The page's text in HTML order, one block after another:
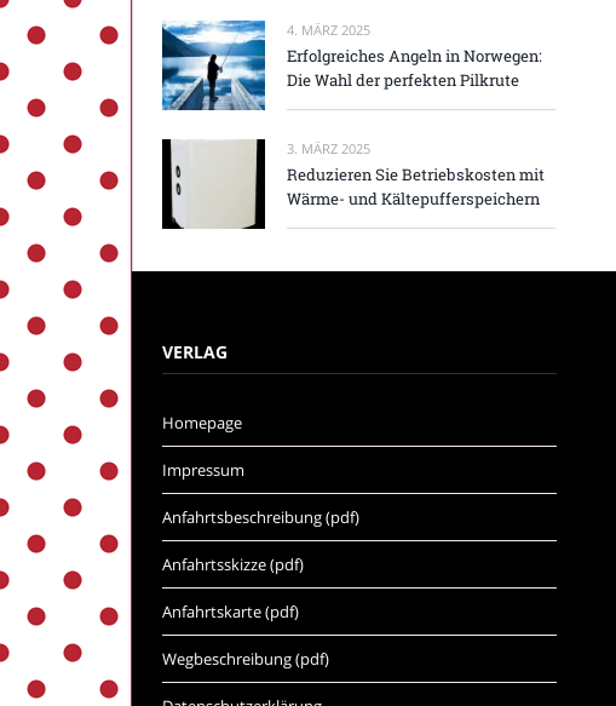
4. MÄRZ 2025
Erfolgreiches Angeln in Norwegen:
Die Wahl der perfekten Pilkrute
3. MÄRZ 2025
Reduzieren Sie Betriebskosten mit
Wärme- und Kältepufferspeichern
VERLAG
Homepage
Impressum
Anfahrtsbeschreibung (pdf)
Anfahrtsskizze (pdf)
Anfahrtskarte (pdf)
Wegbeschreibung (pdf)